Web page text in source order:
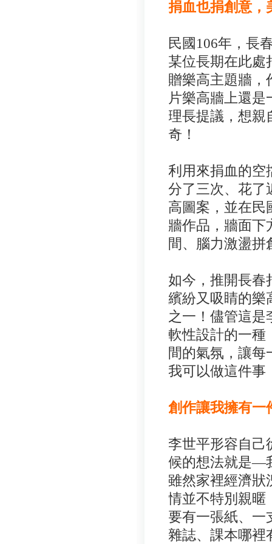
捐血也捐創意，
民國106年，長
某位長期在此處
贈樂高主題牆，
片樂高牆上還
理長提議，想親
奇！
利用來捐血的空
分了三次、花了
高圖案，並在民
牆作品，牆面下
間、腦力激盪
如今，推開長春
繽紛又吸睛的樂
之一！儘管這是
軟性設計的一種
間的氣氛，讓
我可以做這件事
創作讓我擁有一
李世平形容自己
候的想法就是—
雖然家裡經濟狀
情並不特別親暱
要有一張紙、一
雜誌、課本哪裡